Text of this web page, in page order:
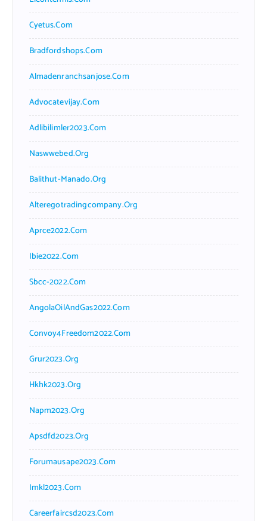
Cyetus.com
Bradfordshops.com
Almadenranchsanjose.com
Advocatevijay.com
Adlibilimler2023.com
Naswwebed.org
Balithut-Manado.org
Alteregotradingcompany.org
Aprce2022.com
Ibie2022.com
Sbcc-2022.com
AngolaOilAndGas2022.com
Convoy4Freedom2022.com
Grur2023.org
Hkhk2023.org
Napm2023.org
Apsdfd2023.org
Forumausape2023.com
Imkl2023.com
Careerfaircsd2023.com